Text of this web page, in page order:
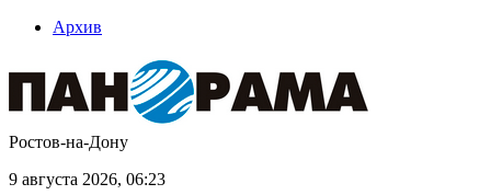
Архив
Ростов-на-Дону
9 августа 2026, 06:23